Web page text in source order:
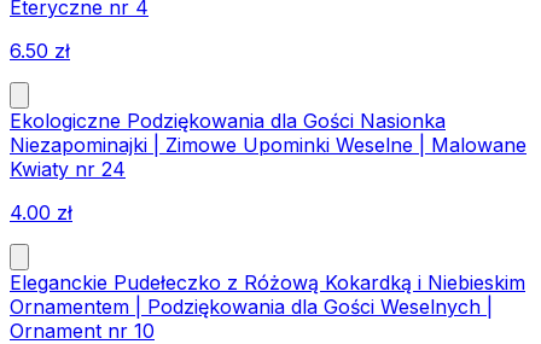
Eteryczne nr 4
6.50 zł
Ekologiczne Podziękowania dla Gości Nasionka
Niezapominajki | Zimowe Upominki Weselne | Malowane
Kwiaty nr 24
4.00 zł
Eleganckie Pudełeczko z Różową Kokardką i Niebieskim
Ornamentem | Podziękowania dla Gości Weselnych |
Ornament nr 10